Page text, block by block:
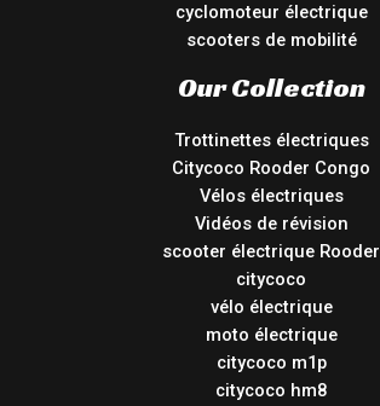
cyclomoteur électrique
scooters de mobilité
Our Collection
Trottinettes électriques
Citycoco Rooder Congo
Vélos électriques
Vidéos de révision
scooter électrique Rooder
citycoco
vélo électrique
moto électrique
citycoco m1p
citycoco hm8